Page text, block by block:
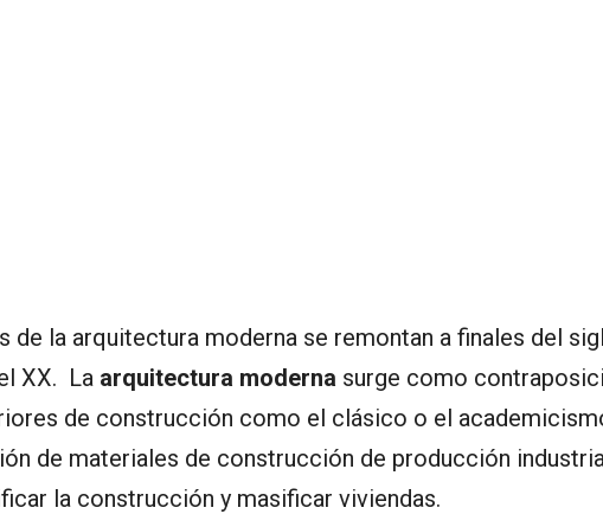
de la arquitectura moderna se remontan a finales del
XX. La arquitectura moderna surge como
de construcción como el clásico o el
de materiales de construcción de producción
la construcción y masificar viviendas.